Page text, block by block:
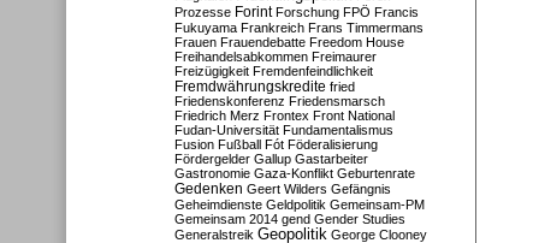
Prozesse Forint Forschung FPÖ Francis
Fukuyama Frankreich Frans Timmermans
Frauen Frauendebatte Freedom House
Freihandelsabkommen Freimaurer
Freizügigkeit Fremdenfeindlichkeit
Fremdwährungskredite fried
Friedenskonferenz Friedensmarsch
Friedrich Merz Frontex Front National
Fudan-Universität Fundamentalismus
Fusion Fußball Fót Föderalisierung
Fördergelder Gallup Gastarbeiter
Gastronomie Gaza-Konflikt Geburtenrate
Gedenken Geert Wilders Gefängnis
Geheimdienste Geldpolitik Gemeinsam-PM
Gemeinsam 2014 gend Gender Studies
Generalstreik Geopolitik George Clooney